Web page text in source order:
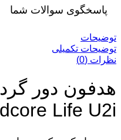
پاسخگوی سوالات شما
توضیحات
توضیحات تکمیلی
نظرات (0)
هدفون دور
Life U2i